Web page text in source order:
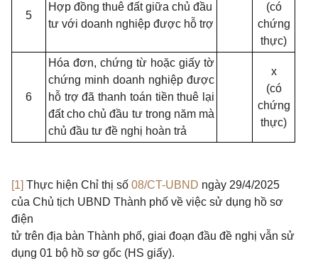
5
Hợp đồng thuê đất giữa chủ đầu
tư với doanh nghiệp được hỗ trợ
(có
chứng
thực)
6
Hóa đơn, chứng từ hoặc giấy tờ
chứng minh doanh nghiệp được
hỗ trợ đã thanh toán tiền thuê lại
đất cho chủ đầu tư trong năm mà
chủ đầu tư đề nghị hoàn trả
x
(có
chứng
thực)
[1] Thực hiện Chỉ thị số 08/CT-UBND ngày 29/4/2025
của Chủ tịch UBND Thành phố về việc sử dụng hồ sơ
điện
tử trên địa bàn Thành phố, giai đoạn đầu đề nghị vẫn sử
dụng 01 bộ hồ sơ gốc (HS giấy).